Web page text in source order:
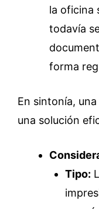
la oficina
todavía
forma
En sintonía,
una solución
Tipo: